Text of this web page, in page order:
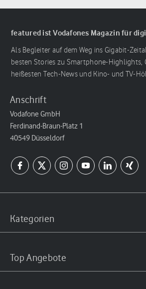
featured ist Vodafones Magazin für
Als Begleiter auf dem Weg ins Gigabit-
besten Stories zu Smartphone-Highlights,
heißesten Tech-News und Kino- und TV-
Anschrift
Vodafone GmbH
Ferdinand-Braun-Platz 1
40549 Düsseldorf
Kategorien
Top Angebote